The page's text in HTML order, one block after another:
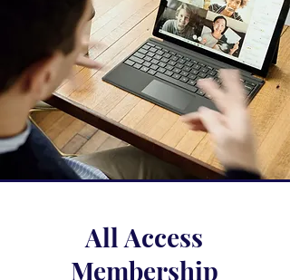
All Access
Membership